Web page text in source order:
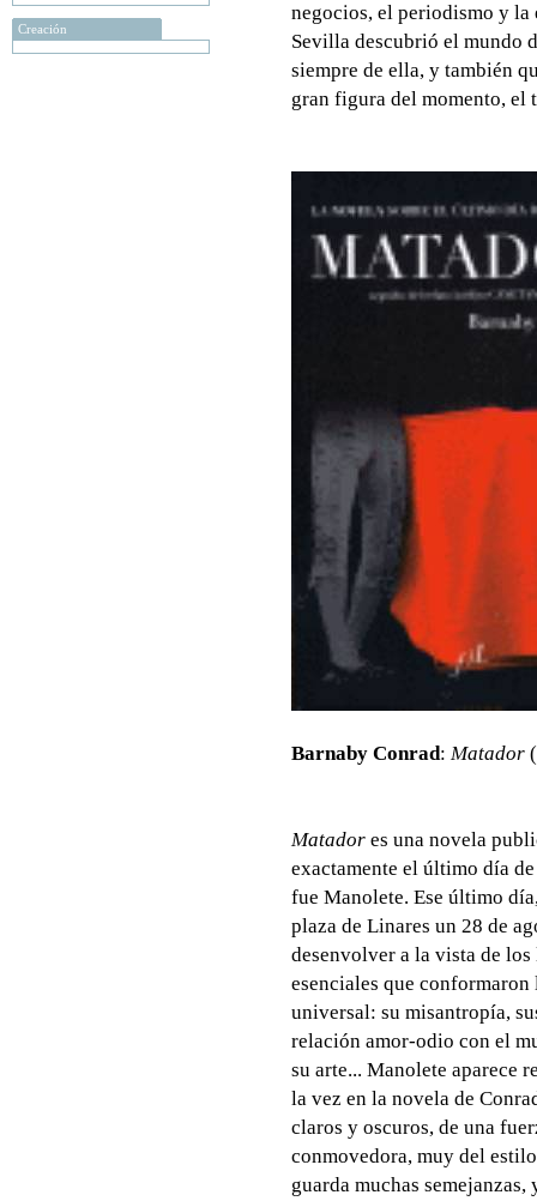
Creación
negocios, el periodismo y la
Sevilla descubrió el mundo
siempre de ella, y también
gran figura del momento, el
Barnaby Conrad: Matador
Matador es una novela
exactamente el último día
fue Manolete. Ese último
plaza de Linares un 28 de
desenvolver a la vista de
esenciales que
universal: su misantropía,
relación amor-odio con el
su arte... Manolete aparece
la vez en la novela de
claros y oscuros, de una
conmovedora, muy del
guarda muchas